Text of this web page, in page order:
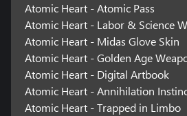
Atomic Heart - Atomic Pass
Atomic Heart - Labor & Science
Atomic Heart - Midas Glove Skin
Atomic Heart - Golden Age
Atomic Heart - Digital Artbook
Atomic Heart - Annihilation
Atomic Heart - Trapped in Limbo